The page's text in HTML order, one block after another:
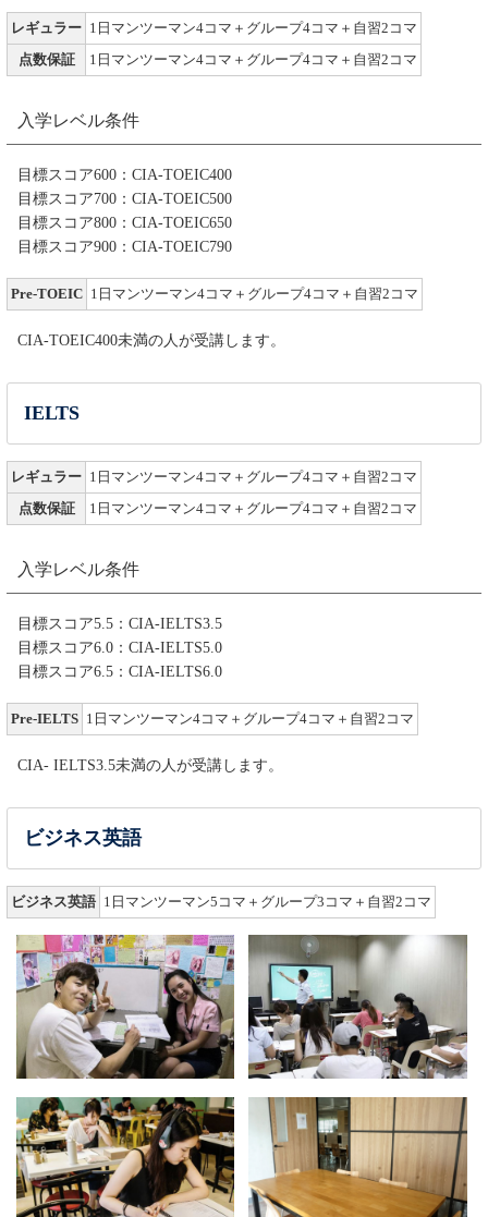
レギュラー 1日マンツーマン4コマ＋グループ4コマ＋自習2コマ
点数保証 1日マンツーマン4コマ＋グループ4コマ＋自習2コマ
入学レベル条件
目標スコア600：CIA-TOEIC400
目標スコア700：CIA-TOEIC500
目標スコア800：CIA-TOEIC650
目標スコア900：CIA-TOEIC790
Pre-TOEIC 1日マンツーマン4コマ＋グループ4コマ＋自習2コマ
CIA-TOEIC400未満の人が受講します。
IELTS
レギュラー 1日マンツーマン4コマ＋グループ4コマ＋自習2コマ
点数保証 1日マンツーマン4コマ＋グループ4コマ＋自習2コマ
入学レベル条件
目標スコア5.5：CIA-IELTS3.5
目標スコア6.0：CIA-IELTS5.0
目標スコア6.5：CIA-IELTS6.0
Pre-IELTS 1日マンツーマン4コマ＋グループ4コマ＋自習2コマ
CIA- IELTS3.5未満の人が受講します。
ビジネス英語
ビジネス英語 1日マンツーマン5コマ＋グループ3コマ＋自習2コマ